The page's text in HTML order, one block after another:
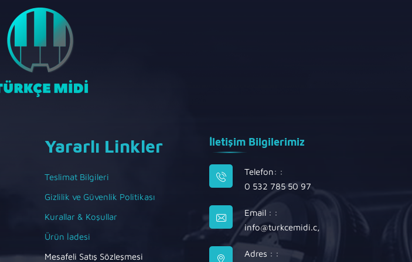
Yararlı Linkler
Teslimat Bilgileri
Gizlilik ve Güvenlik Politikası
Kurallar & Koşullar
Ürün İadesi
Mesafeli Satış Sözleşmesi
İletişim Bilgilerimiz
Telefon: :
0 532 785 50 97
Email : :
info@turkcemidi.c,
Adres : :